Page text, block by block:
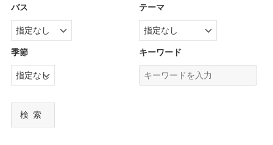
バス テーマ
季節 キーワード
検索